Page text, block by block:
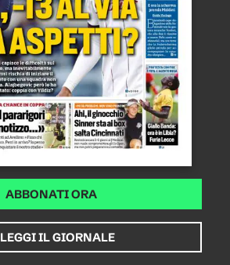
ABBONATI ORA
LEGGI IL GIORNALE